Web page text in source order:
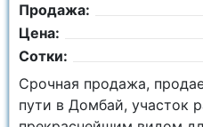
Продажа:
Цена:
Сотки:
Срочная продажа,
пути в Домбай, участок